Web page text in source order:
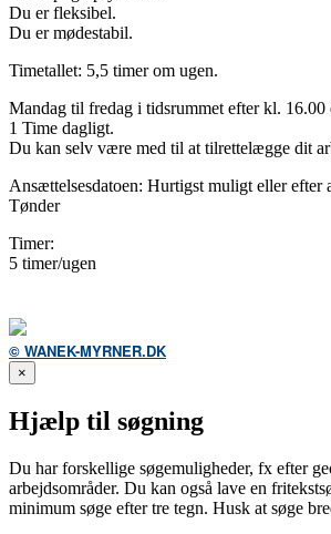
Du er fleksibel.
Du er mødestabil.
Timetallet: 5,5 timer om ugen.
Mandag til fredag i tidsrummet efter kl.
1 Time dagligt.
Du kan selv være med til at tilrettelægge dit
Ansættelsesdatoen: Hurtigst muligt eller efter
Tønder
Timer:
5 timer/ugen
© WANEK-MYRNER.DK
×
Hjælp til søgning
Du har forskellige søgemuligheder, fx efter
arbejdsområder. Du kan også lave en
minimum søge efter tre tegn. Husk at søge